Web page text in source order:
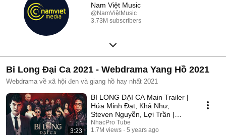
Nam Việt Music
@NamViệtMusic
3.73M subscribers
Bi Long Đại Ca 2021 - Webdrama Yang Hồ 2021
Webdrama về xã hội đen và giang hồ hay nhất 2021
3:23
BI LONG ĐẠI CA Main Trailer |
Hứa Minh Đạt, Khả Như,
Steven Nguyễn, Lợi Trần |
Webdrama Yang Hồ 2021
NhacPro Tube
1.7M views
5 years ago